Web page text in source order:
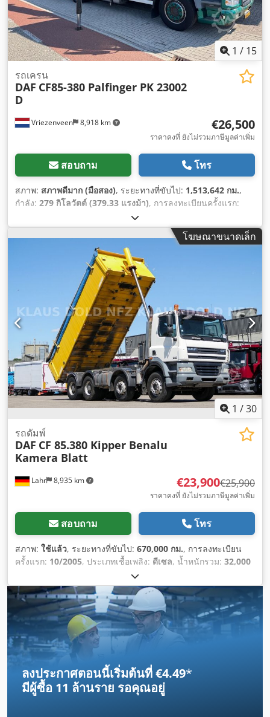
1 / 15
Vriezenveen 8,918 km
รถเครน
DAF CF85-380 Palfinger PK 23002
D
€26,500
ราคาคงที่ ยังไม่รวมภาษีมูลค่าเพิ่ม
สอบถาม โทร
สภาพ: สภาพดีมาก (มือสอง), ระยะทางที่ขับไป: 1,513,642 กม.,
กำลัง: 279 กิโลวัตต์ (379.33 แรงม้า), การลงทะเบียนครั้งแรก:
ดีเซล, การกำหนดค่าของเพลา:
ระยะฐานล้อ:4,800 มม, เชื้อเพลิง:ดีเซล, สี:อื่นๆ, ห้องโดยสารคน
ขับ:ห้องโดยสารนอน, ประเภทเกียร์:อัตโนมัติ , จำนวนเกียร์:12,
ระดับชั้นการปล่อยมลพิษ:ยูโร 3, ความยาวทั้งหมด:
2,550 มม, ความสูงรวม:
6,400 มม , ความกว้างของพื้นที่บรรทุก:
ความสูงพื้นที่บรรทุกสินค้า:1,000 มม, ปีที่ผลิต:
โฆษณาขนาดเล็ก
1 /30
Lahr 8,935 km
รถดัมพ์
DAF CF 85.380 Kipper Benalu
Kamera Blatt
€23,900€25,900
ราคาคงที่ ยังไม่รวมภาษีมูลค่าเพิ่ม
สอบถาม โทร
สภาพ: ใช้แล้ว, ระยะทางที่ขับไป: 670,000 กม., การลงทะเบียน
ครั้งแรก: 10/2005, ประเภทเชื้อเพลิง: ดีเซล, น้ำหนักรวม: 32,000
3 เพลา
อัตโนมัติ, ปริมาตรพื้นที่บรรทุก:21 ลบ.ม., ความยาวพื้นที่บรรทุก:
6,100 มม, ความกว้างของพื้นที่บรรทุก:2,380 มม, ความสูงพื้นที่
บรรทุกสินค้า:1,470 มม, อุปกรณ์:เครื่องปรับอากาศ, เอบีเอส,
ลงประกาศตอนนี้เริ่มต้นที่ €4.49*
มีผู้ซื้อ 11 ล้านราย รอคุณอยู่